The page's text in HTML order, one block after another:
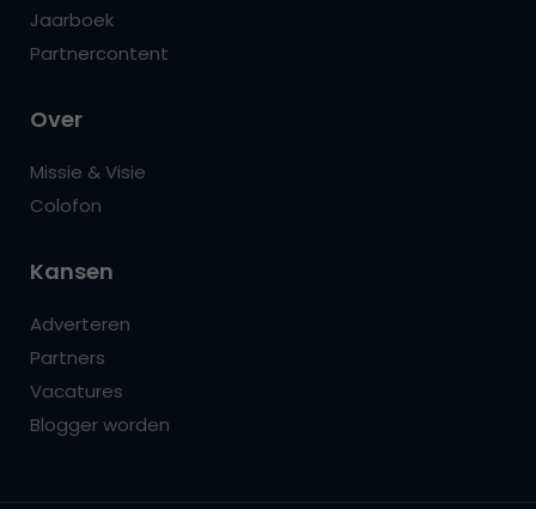
Jaarboek
Partnercontent
Over
Missie & Visie
Colofon
Kansen
Adverteren
Partners
Vacatures
Blogger worden